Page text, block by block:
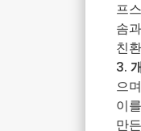
프
솜
친
으
이
만